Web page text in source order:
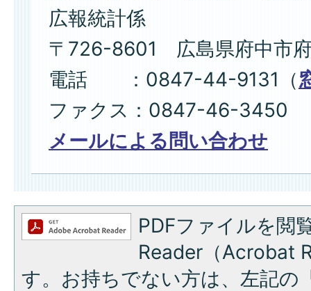
広報統計係
〒726-8601 広島県府中市
電話 ：0847-44-9131（
ファクス：0847-46-3450
メールによる問い合わせ
PDFファイルを閲
Reader（Acrobat
す。お持ちでない方は、左記の